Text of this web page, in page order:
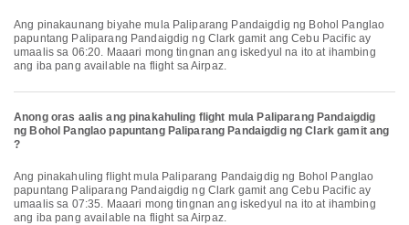
Ang pinakaunang biyahe mula Paliparang Pandaigdig ng Bohol Panglao
papuntang Paliparang Pandaigdig ng Clark gamit ang Cebu Pacific ay
umaalis sa 06:20. Maaari mong tingnan ang iskedyul na ito at ihambing
ang iba pang available na flight sa Airpaz.
Anong oras aalis ang pinakahuling flight mula Paliparang Pandaigdig
ng Bohol Panglao papuntang Paliparang Pandaigdig ng Clark gamit ang
?
Ang pinakahuling flight mula Paliparang Pandaigdig ng Bohol Panglao
papuntang Paliparang Pandaigdig ng Clark gamit ang Cebu Pacific ay
umaalis sa 07:35. Maaari mong tingnan ang iskedyul na ito at ihambing
ang iba pang available na flight sa Airpaz.